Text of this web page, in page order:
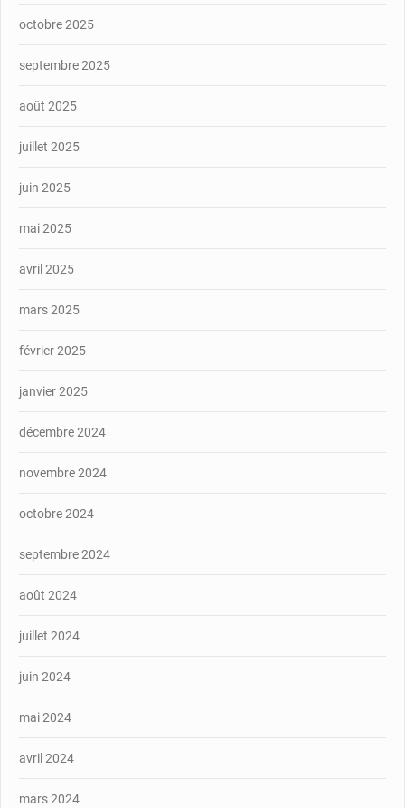
octobre 2025
septembre 2025
août 2025
juillet 2025
juin 2025
mai 2025
avril 2025
mars 2025
février 2025
janvier 2025
décembre 2024
novembre 2024
octobre 2024
septembre 2024
août 2024
juillet 2024
juin 2024
mai 2024
avril 2024
mars 2024